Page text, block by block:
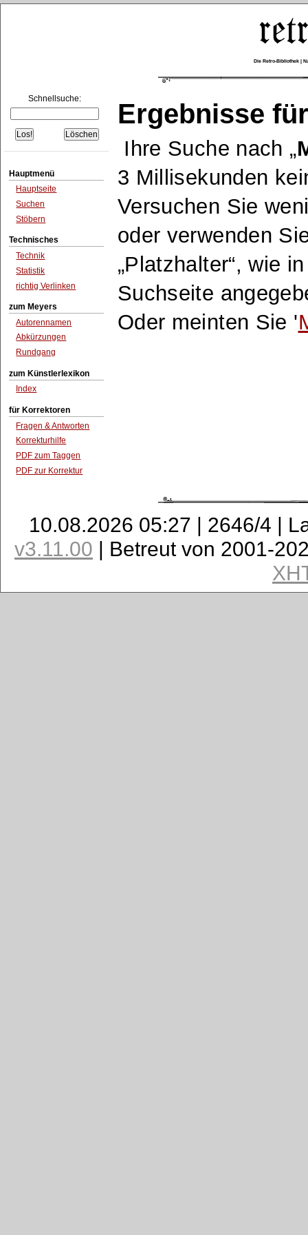
Die Retro-Bibliothek |
Schnellsuche:
Hauptmenü
Hauptseite
Suchen
Stöbern
Technisches
Technik
Statistik
richtig Verlinken
zum Meyers
Autorennamen
Abkürzungen
Rundgang
zum Künstlerlexikon
Index
für Korrektoren
Fragen & Antworten
Korrekturhilfe
PDF zum Taggen
PDF zur Korrektur
Ergebnisse
Ihre Suche nach
3 Millisekunden
Versuchen Sie
oder verwenden
Platzhalter , wie
Suchseite
Oder meinten Sie '
10.08.2026 05:27 | 2646/4 |
v3.11.00 | Betreut von 2001-